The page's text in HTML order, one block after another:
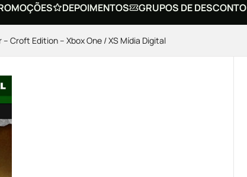
DEPOIMENTOS GRUPOS DE DESCONTO
Croft Edition – Xbox One / XS Mídia Digital